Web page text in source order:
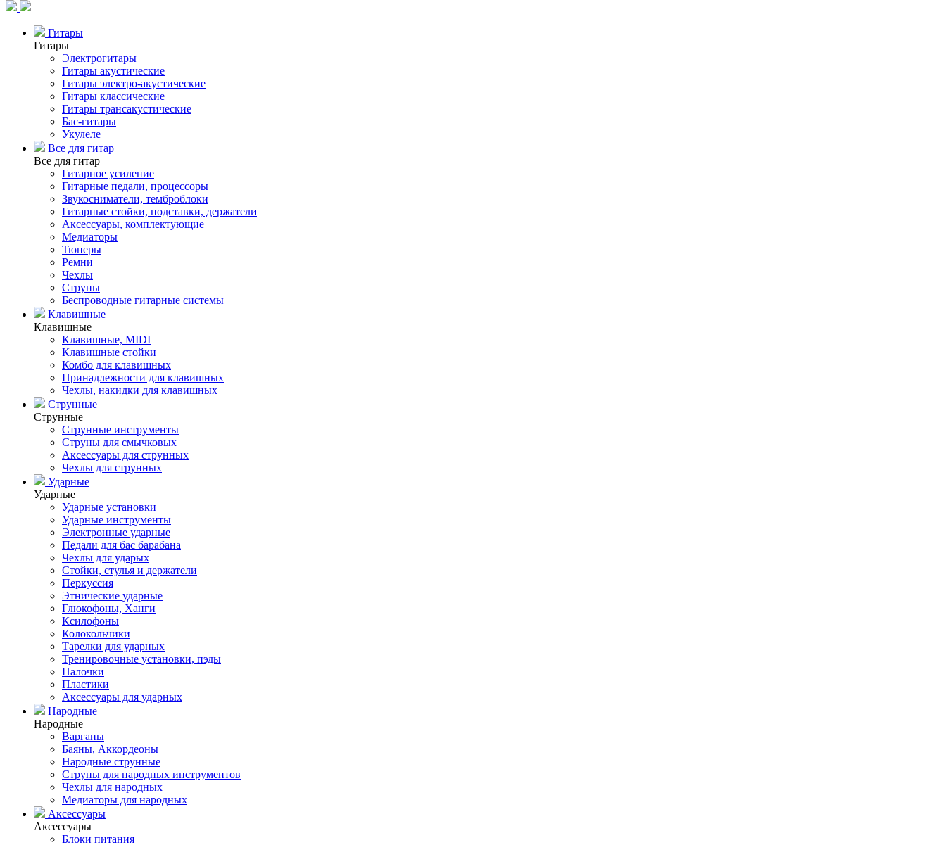
Гитары
Гитары
Электрогитары
Гитары акустические
Гитары электро-акустические
Гитары классические
Гитары трансакустические
Бас-гитары
Укулеле
Все для гитар
Все для гитар
Гитарное усиление
Гитарные педали, процессоры
Звукосниматели, темброблоки
Гитарные стойки, подставки, держатели
Аксессуары, комплектующие
Медиаторы
Тюнеры
Ремни
Чехлы
Струны
Беспроводные гитарные системы
Клавишные
Клавишные
Клавишные, MIDI
Клавишные стойки
Комбо для клавишных
Принадлежности для клавишных
Чехлы, накидки для клавишных
Струнные
Струнные
Струнные инструменты
Струны для смычковых
Аксессуары для струнных
Чехлы для струнных
Ударные
Ударные
Ударные установки
Ударные инструменты
Электронные ударные
Педали для бас барабана
Чехлы для ударых
Стойки, стулья и держатели
Перкуссия
Этнические ударные
Глюкофоны, Ханги
Ксилофоны
Колокольчики
Тарелки для ударных
Тренировочные установки, пэды
Палочки
Пластики
Аксессуары для ударных
Народные
Народные
Варганы
Баяны, Аккордеоны
Народные струнные
Струны для народных инструментов
Чехлы для народных
Медиаторы для народных
Аксессуары
Аксессуары
Блоки питания